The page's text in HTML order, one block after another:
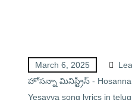
March 6, 2025
హోసన్నా మినిస్ట్రీస్ - Hosanna
Yesayya song lyrics in